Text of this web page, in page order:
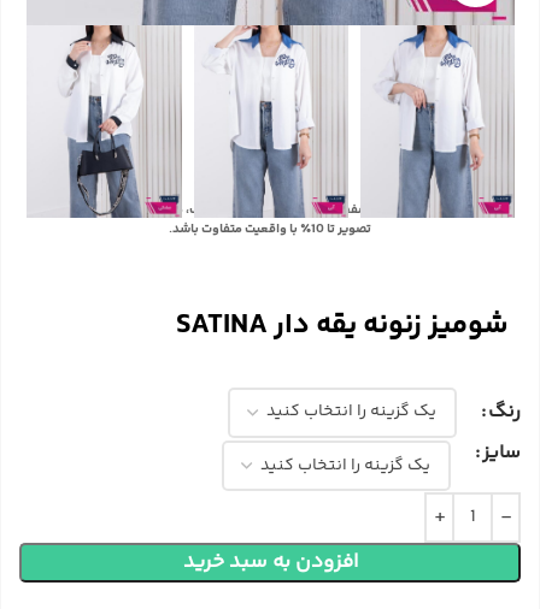
با توجه به تفاوت رنگ‌ها در صفحه نمایش دستگاه‌های مختلف، ممکن است رنگ محصولات در
تصویر تا 10٪ با واقعیت متفاوت باشد.
شومیز زنونه یقه دار SATINA
رنگ
سایز
افزودن به سبد خرید